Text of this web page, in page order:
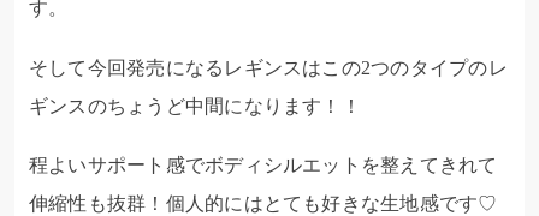
す。
そして今回発売になるレギンスはこの2つのタイプのレ
ギンスのちょうど中間になります！！
程よいサポート感でボディシルエットを整えてきれて
伸縮性も抜群！個人的にはとても好きな生地感です♡